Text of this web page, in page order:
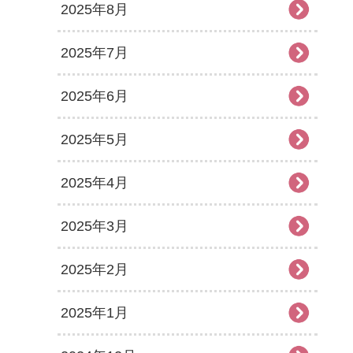
2025年8月
2025年7月
2025年6月
2025年5月
2025年4月
2025年3月
2025年2月
2025年1月